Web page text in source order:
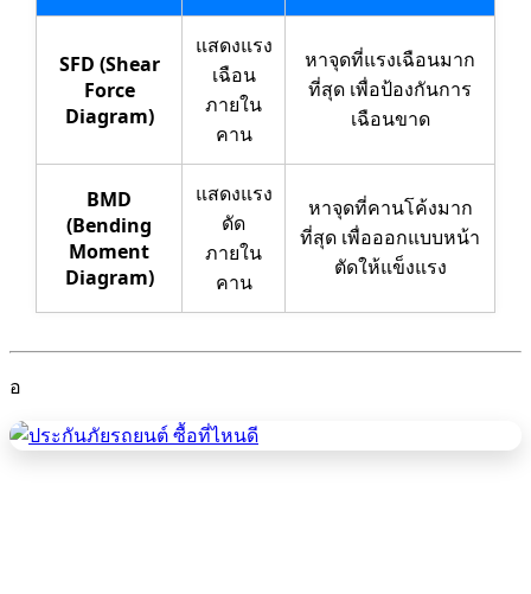
SFD (Shear
Force
Diagram)
แสดงแรง
เฉือน
ภายใน
คาน
หาจุดที่แรงเฉือนมาก
ที่สุด เพื่อป้องกันการ
เฉือนขาด
BMD
(Bending
Moment
Diagram)
แสดงแรง
ดัด
ภายใน
คาน
หาจุดที่คานโค้งมาก
ที่สุด เพื่อออกแบบหน้า
ตัดให้แข็งแรง
อ